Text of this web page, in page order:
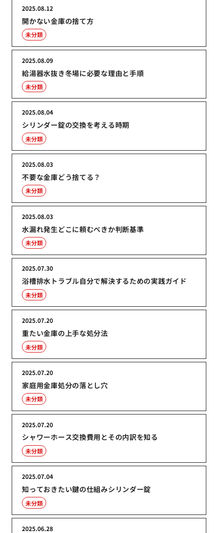
開かない金庫の捨て方
2025.08.12
未分類
給湯器水抜き冬場に必要な理由と手順
2025.08.09
未分類
シリンダー錠の交換を考える時期
2025.08.04
未分類
不要な金庫どう捨てる？
2025.08.03
未分類
水漏れ発生どこに頼むべきか判断基準
2025.08.03
未分類
浴槽排水トラブル自分で解決するための実践ガイド
2025.07.30
未分類
重たい金庫の上手な処分法
2025.07.20
未分類
家庭用金庫処分の落とし穴
2025.07.20
未分類
シャワーホース交換費用とその内訳を知る
2025.07.20
未分類
知っておきたい鍵の仕組みシリンダー錠
2025.07.04
未分類
2025.06.28